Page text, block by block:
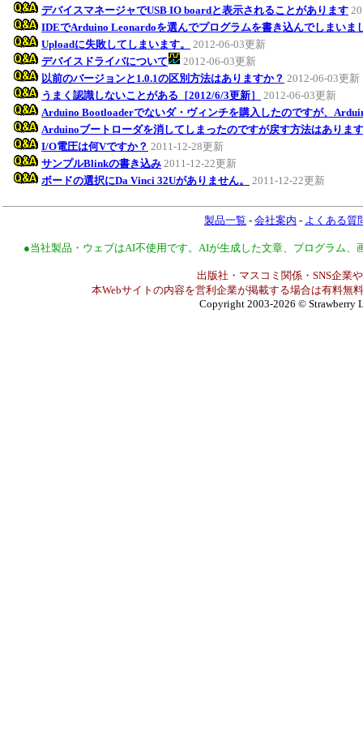
デバイスマネージャでUSB IO boardと表示されることがあります
IDEでArduino Leonardoを選んでプログラムを書き込んでしまいま
Uploadに失敗してしまいます。
2012-06-03更新
デバイスドライバについて
2012-06-03更新
以前のバージョンと1.0.1の区別方法はありますか？ 2012-06-03更新
うまく認識しないことがある［2012/6/3更新］
2012-06-03更新
Arduino Bootloaderでないダ・ヴィンチを購入したのですが、
Arduinoブートローダを消してしまったのですが戻す方法はありま
I/O電圧は何Vですか？ 2011-12-28更新
サンプルBlinkの書き込み 2011-12-22更新
ボードの選択にDa Vinci 32Uがありません。
2011-12-22更新
製品一覧 - 会社案内 - よくある質
●当社製品・ウェブはAI不使用です。AIが生成した文章、プログラム
出版社・マスコミ関係・SNS企業
本Webサイトの内容を営利企業が掲載する場合は有料無
Copyright 2003-2026 © Strawberry